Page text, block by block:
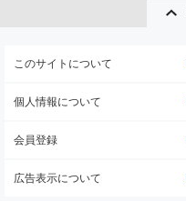
このサイトについて
個人情報について
会員登録
広告表示について